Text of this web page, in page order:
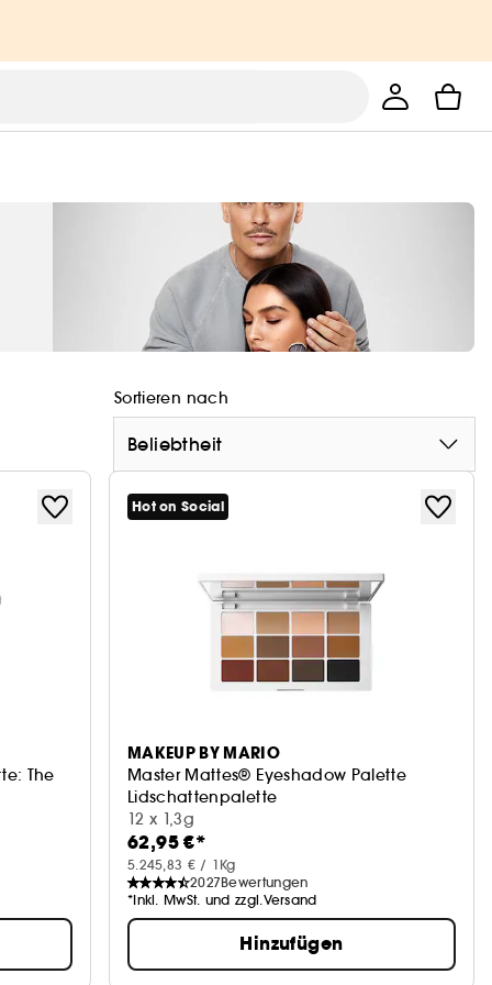
Sortieren nach
Beliebtheit
The
Hot on Social
MAKEUP BY MARIO
Master Mattes® Eyeshadow Palette
Lidschattenpalette
12 x 1,3g
62,95 €*
5.245,83 € / 1Kg
2027Bewertungen
*Inkl. MwSt. und zzgl.Versand
Hinzufügen